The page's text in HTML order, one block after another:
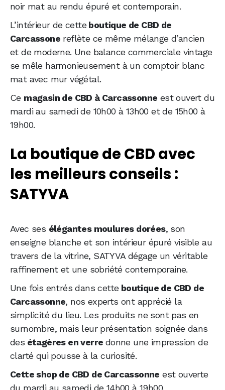
noir mat au rendu épuré et contemporain.
L’intérieur de cette boutique de CBD de
Carcassone reflète ce même mélange d’ancien
et de moderne. Une balance commerciale vintage
se mêle harmonieusement à un comptoir blanc
mat avec mur végétal.
Ce magasin de CBD à Carcassonne est ouvert du
mardi au samedi de 10h00 à 13h00 et de 15h00 à
19h00.
La boutique de CBD avec
les meilleurs conseils :
SATYVA
Avec ses élégantes moulures dorées, son
enseigne blanche et son intérieur épuré visible au
travers de la vitrine, SATYVA dégage un véritable
raffinement et une sobriété contemporaine.
Une fois entrés dans cette boutique de CBD de
Carcassonne, nos experts ont apprécié la
simplicité du lieu. Les produits ne sont pas en
surnombre, mais leur présentation soignée dans
des étagères en verre donne une impression de
clarté qui pousse à la curiosité.
Cette shop de CBD de Carcassonne est ouverte
du mardi au samedi de 14h00 à 19h00.